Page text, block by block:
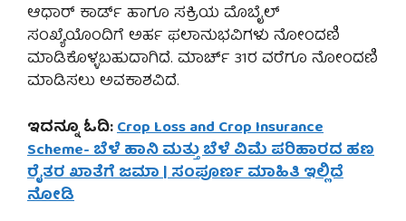
ಆಧಾರ್ ಕಾರ್ಡ್ ಹಾಗೂ ಸಕ್ರಿಯ ಮೊಬೈಲ್
ಸಂಖ್ಯೆಯೊಂದಿಗೆ ಅರ್ಹ ಫಲಾನುಭವಿಗಳು ನೋಂದಣಿ
ಮಾಡಿಕೊಳ್ಳಬಹುದಾಗಿದೆ. ಮಾರ್ಚ್ 31ರ ವರೆಗೂ ನೋಂದಣಿ
ಮಾಡಿಸಲು ಅವಕಾಶವಿದೆ.
ಇದನ್ನೂ ಓದಿ:Crop Loss and Crop Insurance
Scheme- ಬೆಳೆ ಹಾನಿ ಮತ್ತು ಬೆಳೆ ವಿಮೆ ಪರಿಹಾರದ ಹಣ
ರೈತರ ಖಾತೆಗೆ ಜಮಾ | ಸಂಪೂರ್ಣ ಮಾಹಿತಿ ಇಲ್ಲಿದೆ
ನೋಡಿ